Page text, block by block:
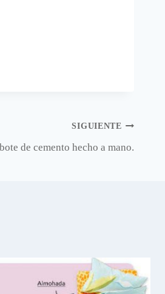
SIGUIENTE
de cemento hecho a mano.